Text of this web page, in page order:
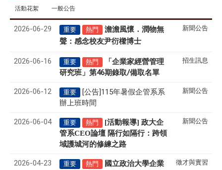
活動花絮 一般公告
2026-06-29 重要 熱門
澹澹風懷．潤物無
聲 ： 感念校友尹衍樑博士
新聞公告
2026-06-16 重要 熱門
「企業家經營管理
研究班」第46期錄取/備取名單
招生訊息
2026-06-12 重要
[公告]115年暑假企管系系
辦上班時間
新聞公告
2026-06-04 重要 熱門
[活動報導] 政大企
管系CEO論壇 隔行如隔行：跨領
域護城河的修練之路
新聞公告
2026-04-23 重要 熱門
國立政治大學企業
徵才與實習